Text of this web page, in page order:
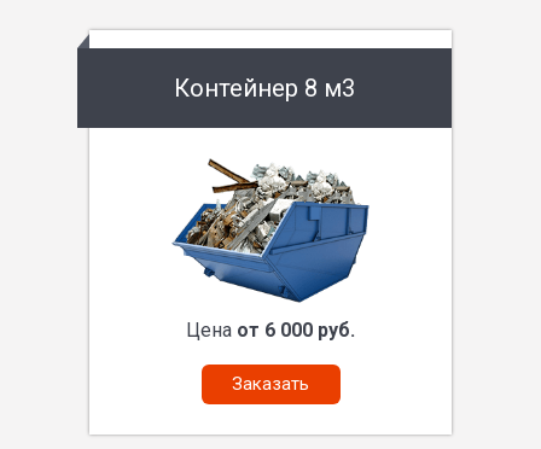
Контейнер 8 м3
Цена от 6 000 руб.
Заказать